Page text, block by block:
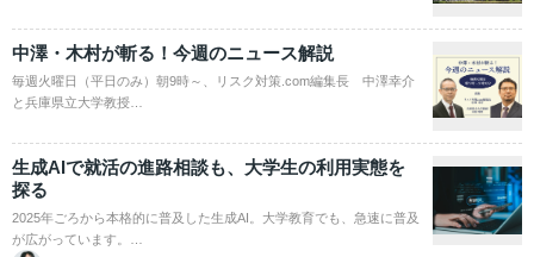
中澤・木村が斬る！今週のニュース解説
毎週火曜日（平日のみ）朝9時～、リスク対策.com編集長 中澤幸介
と兵庫県立大学教授…
生成AIで就活の進路相談も、大学生の利用実態を
探る
2025年ごろから本格的に普及した生成AI。大学教育でも、急速に普及
が広がっています。…